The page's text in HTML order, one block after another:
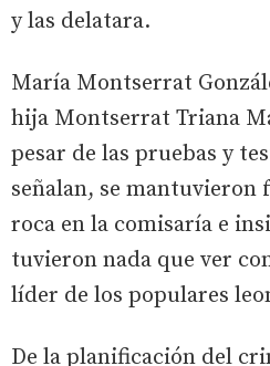
y las delatara.
María Montserrat
hija Montserrat Triana
pesar de las pruebas y
señalan, se mantuvieron
roca en la comisaría e
tuvieron nada que ver
líder de los populares
De la planificación del